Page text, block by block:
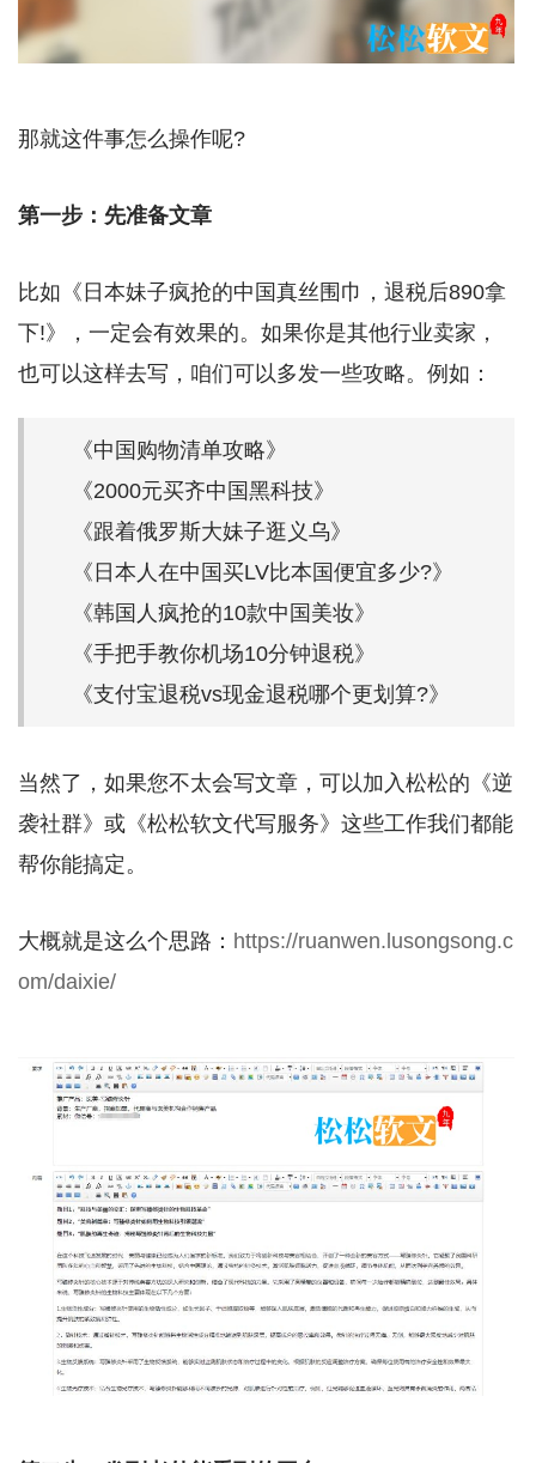
那就这件事怎么操作呢?
第一步：先准备文章
比如《日本妹子疯抢的中国真丝围巾，退税后890拿
下!》，一定会有效果的。如果你是其他行业卖家，
也可以这样去写，咱们可以多发一些攻略。例如：
《中国购物清单攻略》
《2000元买齐中国黑科技》
《跟着俄罗斯大妹子逛义乌》
《日本人在中国买LV比本国便宜多少?》
《韩国人疯抢的10款中国美妆》
《手把手教你机场10分钟退税》
《支付宝退税vs现金退税哪个更划算?》
当然了，如果您不太会写文章，可以加入松松的《逆
袭社群》或《松松软文代写服务》这些工作我们都能
帮你能搞定。
大概就是这么个思路： https://ruanwen.lusongsong.c
om/daixie/